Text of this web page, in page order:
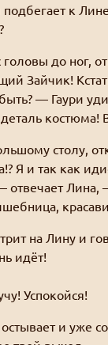
к
до ног,
Зайчик!
— Гаури
костюма!
столу,
Я и так как
Лина,
на Лину и
идёт!
Успокойся!
и уже